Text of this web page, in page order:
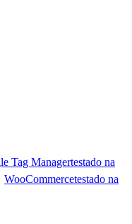
Tag Managertestado na
WooCommercetestado na